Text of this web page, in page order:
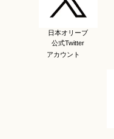
日本オリーブ
公式Twitter
アカウント